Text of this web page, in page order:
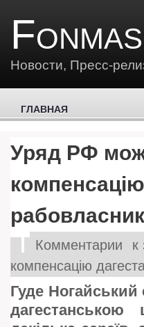
Новости, Пресс-
ГЛАВНАЯ
Уряд РФ
Комментарии
компенсацію
Гуде Ногайський